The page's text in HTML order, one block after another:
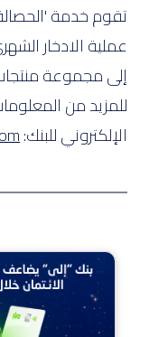
تقوم خدمة
عملية الادخار
إلى مجموعة منتجات
للمزيد من
الإلكتروني للبنك: